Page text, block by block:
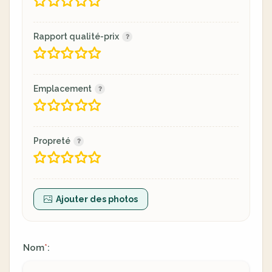
Rapport qualité-prix
Emplacement
Propreté
Ajouter des photos
Nom*: